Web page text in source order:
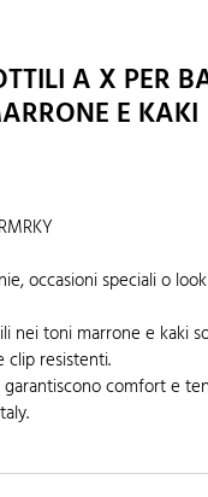
A X PER
E KAKI
occasioni speciali o
nei toni marrone e kaki
clip resistenti.
garantiscono comfort e